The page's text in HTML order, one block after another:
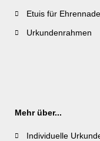
Etuis für
Urkundenrahmen
Mehr über...
Individuelle